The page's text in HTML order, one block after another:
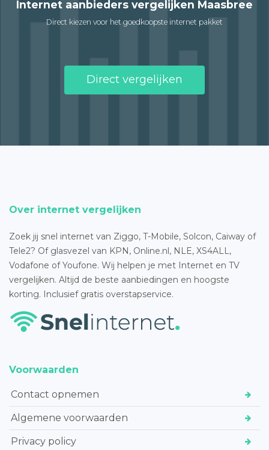
Internet aanbieders vergelijken Maasbree
Direct kiezen voor het goedkoopste internet pakket
Direct vergelijken
Over internet vergelijken
Zoek jij snel internet van Ziggo, T-Mobile, Solcon, Caiway of
Tele2? Of glasvezel van KPN, Online.nl, NLE, XS4ALL,
Vodafone of Youfone. Wij helpen je met Internet en TV
vergelijken. Altijd de beste aanbiedingen en hoogste
korting. Inclusief gratis overstapservice.
Voorwaarden
Contact opnemen
Algemene voorwaarden
Privacy policy